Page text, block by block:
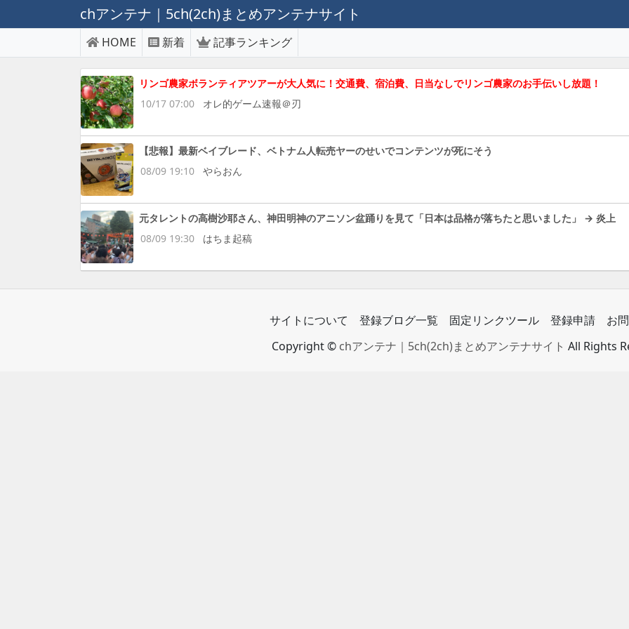
chアンテナ｜5ch(2ch)まとめアンテナサイト
HOME 新着 記事ランキング
リンゴ農家ボランティアツアーが大人気に！交通費、宿泊費、日当なしでリンゴ農家のお手伝いし放題！
10/17 07:00
オレ的ゲーム速報＠刃
【悲報】最新ベイブレード、ベトナム人転売ヤーのせいでコンテンツが死にそう
08/09 19:10
やらおん
元タレントの高樹沙耶さん、神田明神のアニソン盆踊りを見て「日本は品格が落ちたと思いました」 → 炎上
08/09 19:30
はちま起稿
サイトについて 登録ブログ一覧 固定リンクツール 登録申請
お
Copyright © chアンテナ｜5ch(2ch)まとめアンテナサイト All Rights